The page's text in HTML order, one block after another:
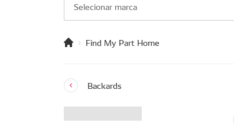
Selecionar marca
Find My Part Home
Backards